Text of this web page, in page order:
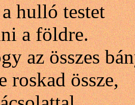
hulló testet
a földre.
az összes
roskad össze,